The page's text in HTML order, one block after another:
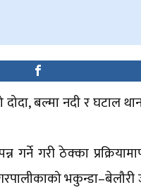
बल्मा नदी र घटाल
गर्ने गरी ठेक्का